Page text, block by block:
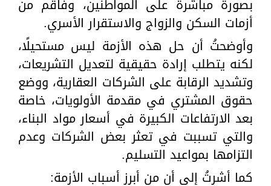
بصورة مباشرة على المواطنين، وفاقم من
أزمات السكن والزواج والاستقرار الأسري.
وأوضحتُ أن حل هذه الأزمة ليس مستحيلًا،
لكنه يتطلب إرادة حقيقية لتعديل التشريعات،
وتشديد الرقابة على الشركات العقارية، ووضع
حقوق المشتري في مقدمة الأولويات، خاصة
بعد الارتفاعات الكبيرة في أسعار مواد البناء،
والتي تسببت في تعثر بعض الشركات وعدم
التزامها بمواعيد التسليم.
كما أشرتُ إلى أن من أبرز أسباب الأزمة: